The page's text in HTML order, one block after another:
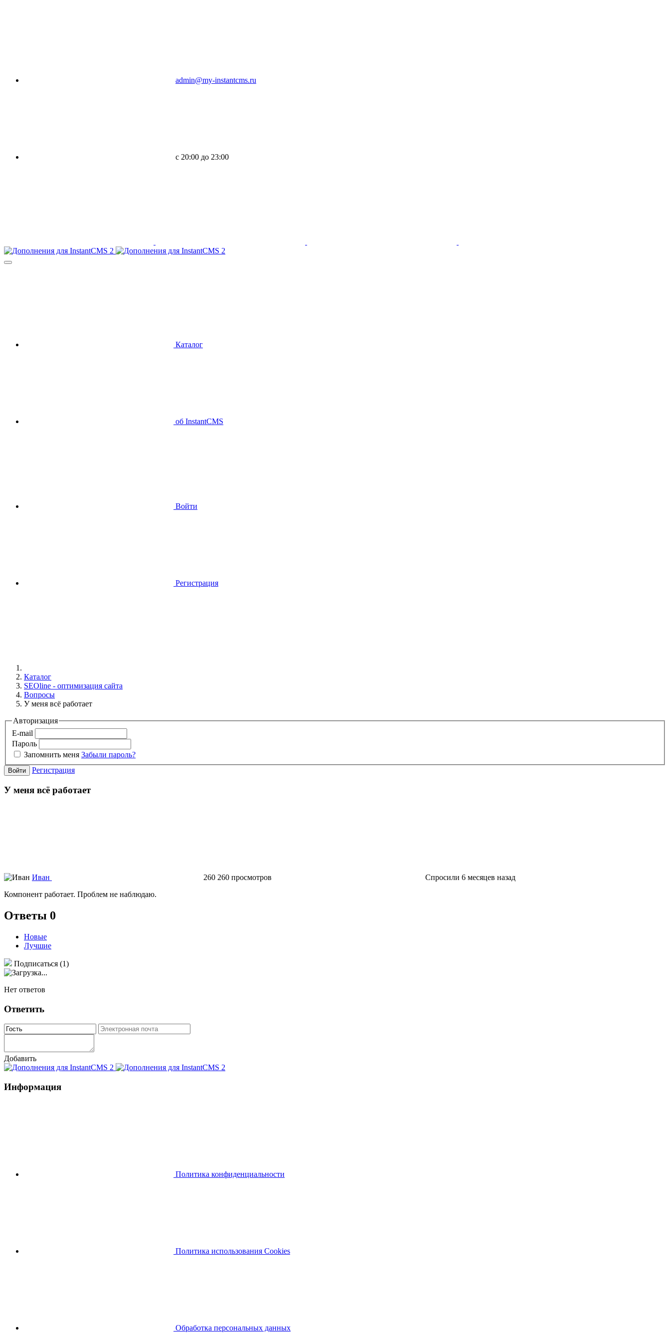
admin@my-instantcms.ru
c 20:00 до 23:00
Каталог
об InstantCMS
Войти
Регистрация
Каталог
SEOline - оптимизация сайта
Вопросы
У меня всё работает
Авторизация
E-mail
Пароль
Запомнить меня Забыли пароль?
Войти Регистрация
У меня всё работает
Иван 260 260 просмотров Спросили 6 месяцев назад
Компонент работает. Проблем не наблюдаю.
Ответы 0
Новые
Лучшие
Подписаться (1)
Нет ответов
Ответить
Добавить
Информация
Политика конфиденциальности
Политика использования Cookies
Обработка персональных данных